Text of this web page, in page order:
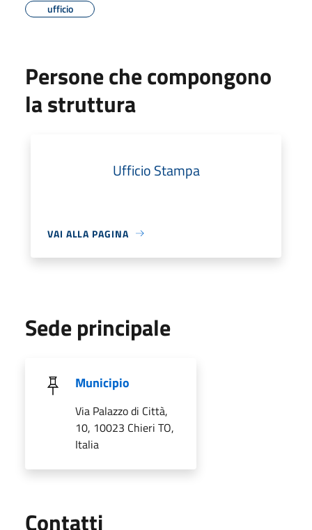
ufficio
Persone che compongono
la struttura
Ufficio Stampa
VAI ALLA PAGINA
Sede principale
Municipio
Via Palazzo di Città,
10, 10023 Chieri TO,
Italia
Contatti